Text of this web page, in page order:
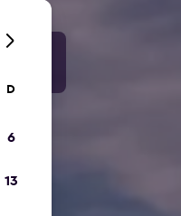
D
6
13